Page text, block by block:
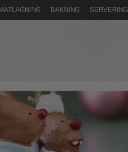
MATLAGNING BAKNING SERVERING